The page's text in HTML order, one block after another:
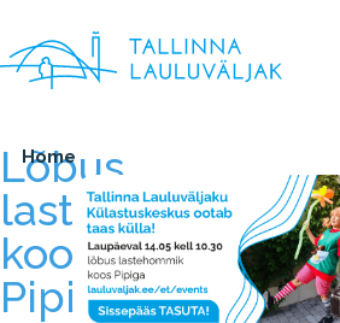
Home
Lõbus
lastehommik
koos
Pipiga